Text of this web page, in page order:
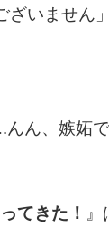
いません」
ん、嫉妬で
てきた！ 』